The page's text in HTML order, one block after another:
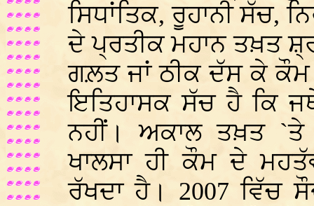
ਸਿਧਾਂਤਿਕ, ਰੂਹਾਨੀ ਸੱਚ,
ਦੇ ਪ੍ਰਤੀਕ ਮਹਾਨ ਤਖ਼ਤ
ਗਲ਼ਤ ਜਾਂ ਠੀਕ ਦੱਸ ਕੇ
ਇਤਿਹਾਸਕ ਸੱਚ ਹੈ ਕਿ
ਨਹੀਂ। ਅਕਾਲ ਤਖ਼ਤ `ਤੇ
ਖਾਲਸਾ ਹੀ ਕੌਮ ਦੇ
ਰੱਖਦਾ ਹੈ। 2007 ਵਿੱਚ